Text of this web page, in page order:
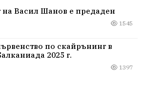
Васил Шанов е предаден
1545
по скайрънинг в
2025 г.
1397